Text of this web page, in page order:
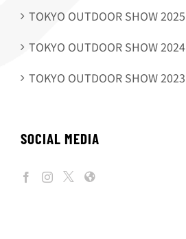
TOKYO OUTDOOR SHOW 2025
TOKYO OUTDOOR SHOW 2024
TOKYO OUTDOOR SHOW 2023
SOCIAL MEDIA